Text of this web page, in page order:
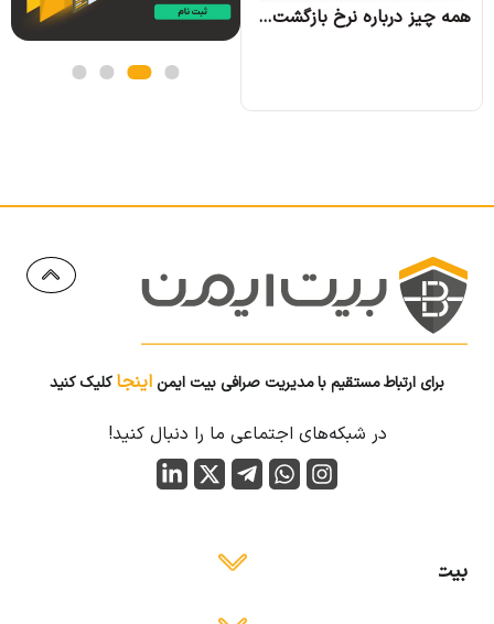
همه چیز درباره نرخ بازگشت سرمایه و نحوه محاسبه آن
برای ارتباط مستقیم با مدیریت صرافی بیت ایمن اینجاکلیک کنید
در شبکه‌های اجتماعی ما را دنبال کنید!
بیت ایمن